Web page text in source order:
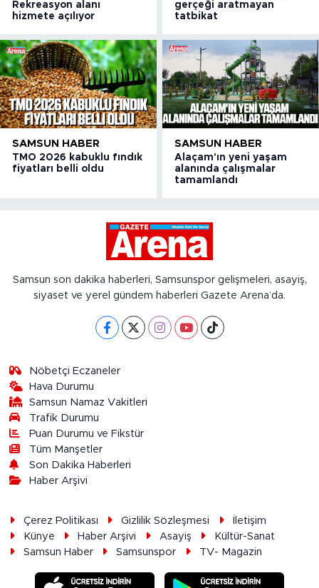
Rekreasyon alanı
hizmete açılıyor
gerçeği aratmayan
tatbikat
SAMSUN HABER
TMO 2026 kabuklu fındık
fiyatları belli oldu
SAMSUN HABER
Alaçam'ın yeni yaşam
alanında çalışmalar
tamamlandı
Samsun son dakika haberleri, Samsunspor gelişmeleri, asayiş,
siyaset ve yerel gündem haberleri Gazete Arena’da.
Nöbetçi Eczaneler
Hava Durumu
Samsun Namaz Vakitleri
Trafik Durumu
Puan Durumu ve Fikstür
Tüm Manşetler
Son Dakika Haberleri
Haber Arşivi
Çerez Politikası Gizlilik Sözleşmesi
İletişim
Künye
Haber Arşivi Asayiş
Kültür-Sanat
Samsun Haber
Samsunspor TV- Magazin